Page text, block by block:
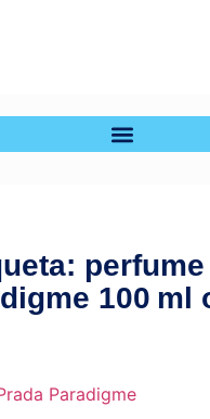
100 ml